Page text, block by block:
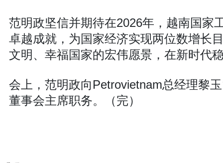
范明政坚信并期待在2026年，越南国家
卓越成就，为国家经济实现两位数增长
文明、幸福国家的宏伟愿景，在新时代
会上，范明政向Petrovietnam总经理黎
董事会主席职务。（完）